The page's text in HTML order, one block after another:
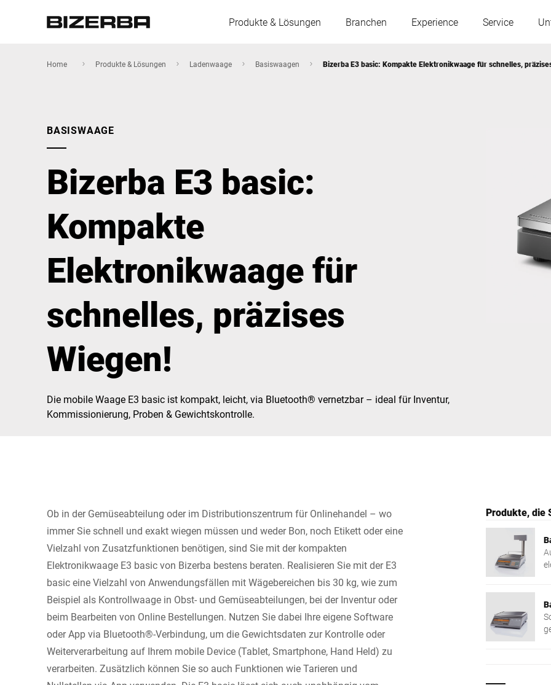
Produkte & Lösungen Branchen Experience Service
Ungarn
Serbien
Amerika
Asien
Australien
Afrika
Globale Website
Home Produkte & Lösungen Ladenwaage Basiswaagen Bizerba E3 basic: Kompakte Elektronikwaage für schnelles,
BASISWAAGE
Bizerba E3 basic:
Kompakte
Elektronikwaage für
schnelles, präzises
Wiegen!
Die mobile Waage E3 basic ist kompakt, leicht, via Bluetooth® vernetzbar – ideal für Inventur,
Kommissionierung, Proben & Gewichtskontrolle.
Ob in der Gemüseabteilung oder im Distributionszentrum für Onlinehandel – wo
immer Sie schnell und exakt wiegen müssen und weder Bon, noch Etikett oder eine
Vielzahl von Zusatzfunktionen benötigen, sind Sie mit der kompakten
Elektronikwaage E3 basic von Bizerba bestens beraten. Realisieren Sie mit der E3
basic eine Vielzahl von Anwendungsfällen mit Wägebereichen bis 30 kg, wie zum
Beispiel als Kontrollwaage in Obst- und Gemüseabteilungen, bei der Inventur oder
beim Bearbeiten von Online Bestellungen. Nutzen Sie dabei Ihre eigene Software
oder App via Bluetooth®-Verbindung, um die Gewichtsdaten zur Kontrolle oder
Weiterverarbeitung auf Ihrem mobile Device (Tablet, Smartphone, Hand Held) zu
verarbeiten. Zusätzlich können Sie so auch Funktionen wie Tarieren und
Produkte, die